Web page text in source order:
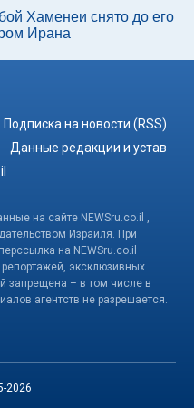
Хаменеи снято до его
Ирана
Подписка на новости (RSS)
Данные редакции и устав
на сайте NEWSru.co.il ,
Израиля. При
на NEWSru.co.il
эксклюзивных
запрещена – в том числе в
агентств не разрешается.
2026